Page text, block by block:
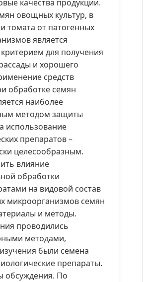
качества продукции.
овощных культур, в
томата от патогенных
является
для получения
и хорошего
средств
обработке семян
наиболее
методом защиты
использование
препаратов –
целесообразным.
влияние
обработки
на видовой состав
микроорганизмов семян
и методы.
проводились
методами,
были семена
препараты.
обсуждения. По